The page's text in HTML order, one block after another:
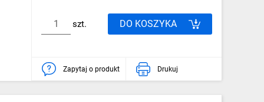
szt. DO KOSZYKA
Zapytaj o produkt Drukuj